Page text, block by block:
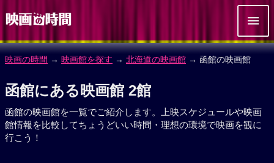
映画の時間 → 映画館を探す → 北海道の映画館 → 函館の映画館
函館にある映画館 2館
函館の映画館を一覧でご紹介します。上映スケジュールや映画
館情報を比較してちょうどいい時間・理想の環境で映画を観に
行こう！